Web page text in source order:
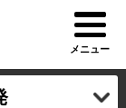
メニュー